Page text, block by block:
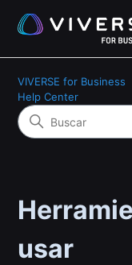
VIVERSE for Business
Help Center
usar